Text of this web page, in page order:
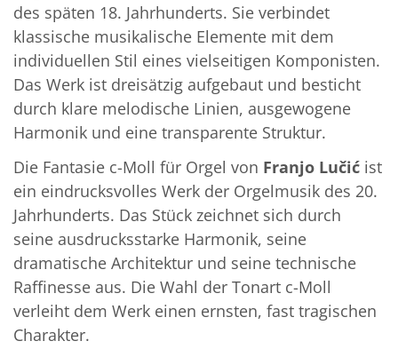
des späten 18. Jahrhunderts. Sie verbindet
klassische musikalische Elemente mit dem
individuellen Stil eines vielseitigen Komponisten.
Das Werk ist dreisätzig aufgebaut und besticht
durch klare melodische Linien, ausgewogene
Harmonik und eine transparente Struktur.
Die Fantasie c-Moll für Orgel von Franjo Lučić ist
ein eindrucksvolles Werk der Orgelmusik des 20.
Jahrhunderts. Das Stück zeichnet sich durch
seine ausdrucksstarke Harmonik, seine
dramatische Architektur und seine technische
Raffinesse aus. Die Wahl der Tonart c-Moll
verleiht dem Werk einen ernsten, fast tragischen
Charakter.